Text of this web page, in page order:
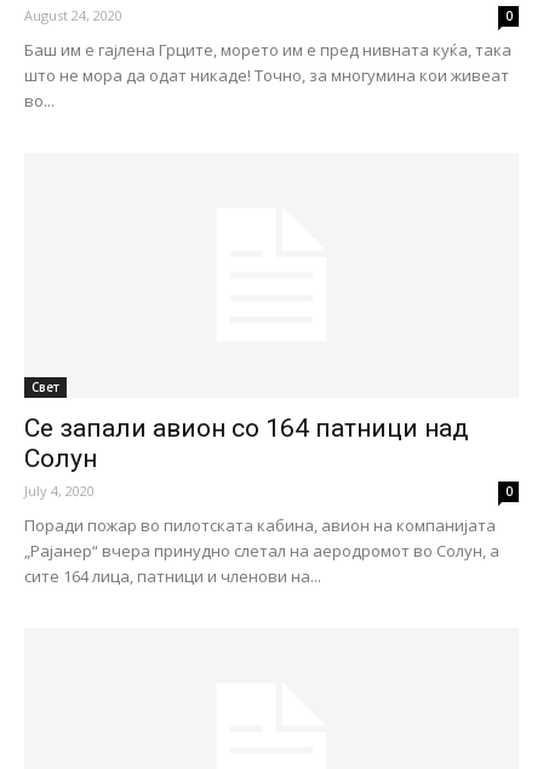
August 24, 2020 0
Баш им е гајлена Грците, морето им е пред нивната куќа, така
што не мора да одат никаде! Точно, за многумина кои живеат
во...
Свет
Се запали авион со 164 патници над
Солун
July 4, 2020 0
Поради пожар во пилотската кабина, авион на компанијата
„Рајанер“ вчера принудно слетал на аеродромот во Солун, а
сите 164 лица, патници и членови на...